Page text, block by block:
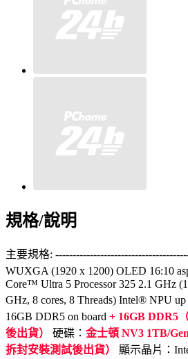
規格/說明
主要規格:
WUXGA (1920 x 1200) OLED 16:10
Core™ Ultra 5 Processor 325 2.1 GHz
GHz, 8 cores, 8 Threads) Intel® NPU
16GB DDR5 on board + 16GB DDR5
後出貨）
硬碟： 金士頓 NV3 1TB/
拆封安裝測試後出貨）
顯示晶片：